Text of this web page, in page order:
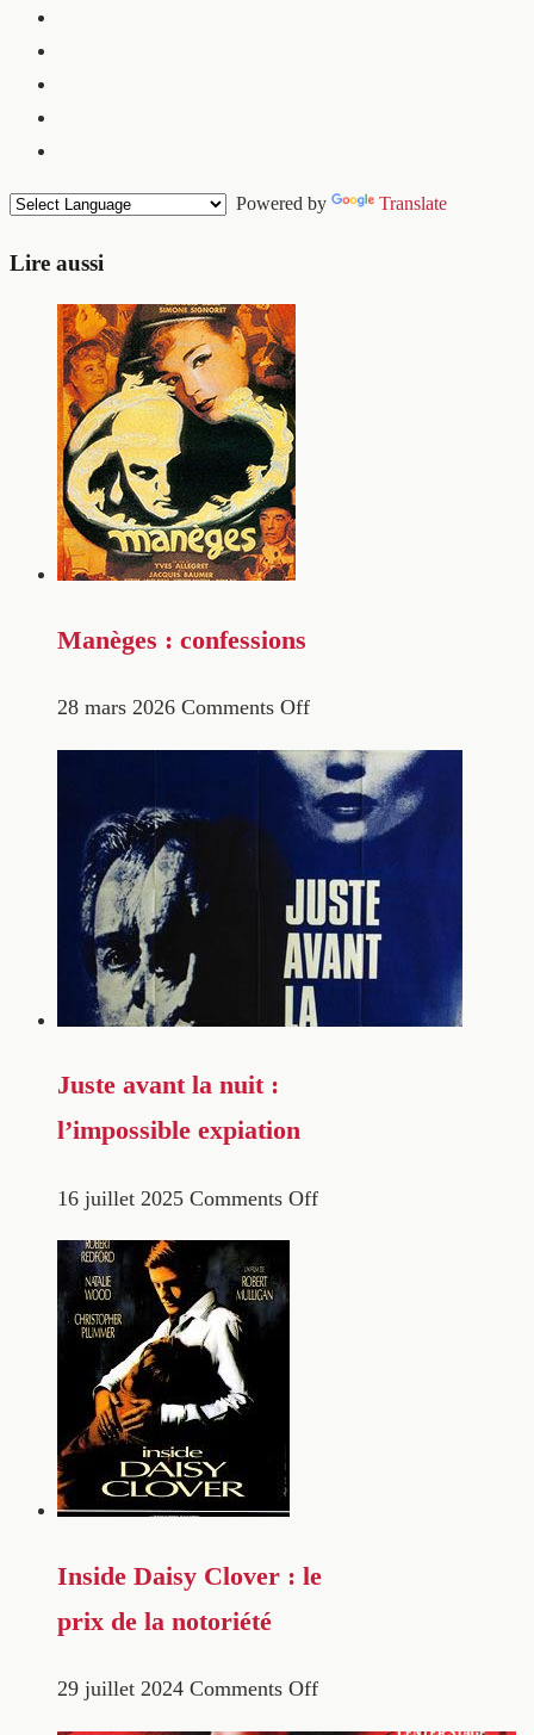
Powered by Translate
Lire aussi
Manèges : confessions
28 mars 2026 Comments Off
Juste avant la nuit :
l’impossible expiation
16 juillet 2025 Comments Off
Inside Daisy Clover : le
prix de la notoriété
29 juillet 2024 Comments Off